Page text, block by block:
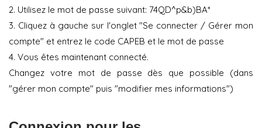
2. Utilisez le mot de passe suivant: 74QD^p&b)BA*
3. Cliquez à gauche sur l'onglet "Se connecter / Gérer mon
compte" et entrez le code CAPEB et le mot de passe
4. Vous êtes maintenant connecté.
Changez votre mot de passe dès que possible (dans
"gérer mon compte" puis "modifier mes informations")